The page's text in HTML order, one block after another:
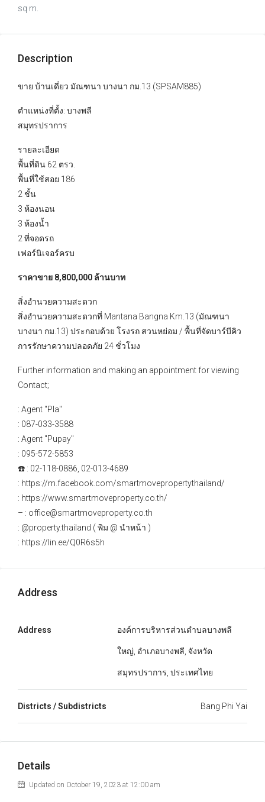
sq m.
Description
ขาย บ้านเดี่ยว มัณฑนา บางนา กม.13 (SPSAM885)
ตำแหน่งที่ตั้ง: บางพลี
สมุทรปราการ
รายละเอียด
พื้นที่ดิน 62 ตรว.
พื้นที่ใช้สอย 186
2 ชั้น
3 ห้องนอน
3 ห้องน้ำ
2 ที่จอดรถ
เฟอร์นิเจอร์ครบ
ราคาขาย 8,800,000 ล้านบาท
สิ่งอำนวยความสะดวก
สิ่งอำนวยความสะดวกที่ Mantana Bangna Km.13 (มัณฑนา
บางนา กม.13) ประกอบด้วย โรงรถ สวนหย่อม / พื้นที่จัดบาร์บีคิว
การรักษาความปลอดภัย 24 ชั่วโมง
Further information and making an appointment for viewing
Contact;
: Agent "Pla"
: 087-033-3588
: Agent "Pupay"
: 095-572-5853
☎️ : 02-118-0886, 02-013-4689
: https://m.facebook.com/smartmovepropertythailand/
: https://www.smartmoveproperty.co.th/
– : office@smartmoveproperty.co.th
: @property.thailand ( พิม @ นำหน้า )
: https://lin.ee/Q0R6s5h
Address
Address องค์การบริหารส่วนตำบลบางพลี
ใหญ่, อำเภอบางพลี, จังหวัด
สมุทรปราการ, ประเทศไทย
Districts / Subdistricts Bang Phi Yai
Details
Updated on October 19, 2023 at 12:00 am